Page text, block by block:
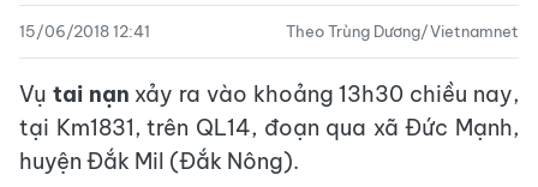
15/06/2018 12:41 Theo Trùng Dương/Vietnamnet
Vụ tai nạn xảy ra vào khoảng 13h30 chiều nay,
tại Km1831, trên QL14, đoạn qua xã Đức Mạnh,
huyện Đắk Mil (Đắk Nông).